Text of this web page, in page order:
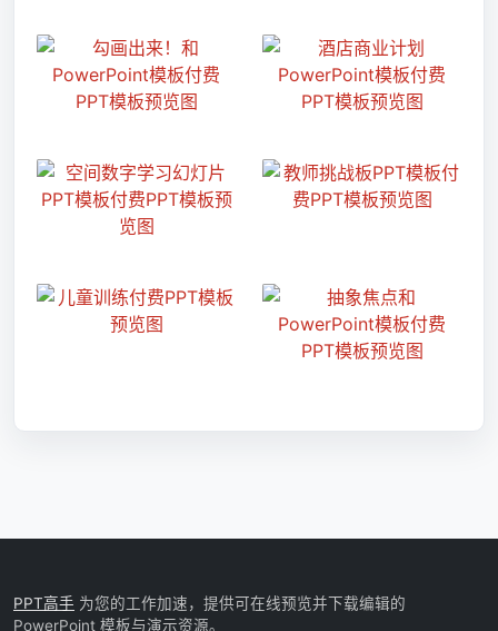
PPT高手 为您的工作加速，提供可在线预览并下载编辑的
PowerPoint 模板与演示资源。